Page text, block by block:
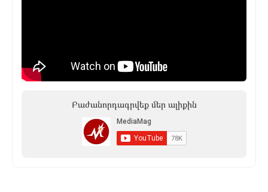
Բաժանորդագրվեք մեր ալիքին